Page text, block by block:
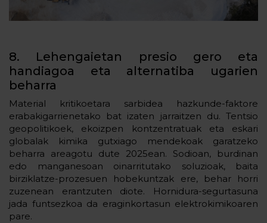
8. Lehengaietan presio gero eta
handiagoa eta alternatiba ugarien
beharra
Material kritikoetara sarbidea hazkunde-faktore
erabakigarrienetako bat izaten jarraitzen du. Tentsio
geopolitikoek, ekoizpen kontzentratuak eta eskari
globalak kimika gutxiago mendekoak garatzeko
beharra areagotu dute 2025ean. Sodioan, burdinan
edo manganesoan oinarritutako soluzioak, baita
birziklatze-prozesuen hobekuntzak ere, behar horri
zuzenean erantzuten diote. Hornidura-segurtasuna
jada funtsezkoa da eraginkortasun elektrokimikoaren
pare.